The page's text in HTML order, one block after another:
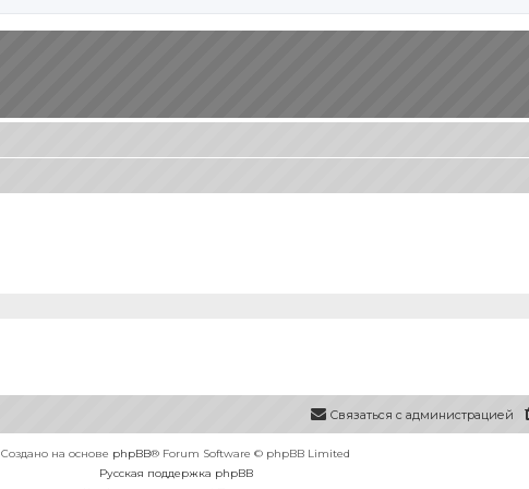
Связаться с администрацией
Создано на основе phpBB® Forum Software © phpBB Limited
Русская поддержка phpBB